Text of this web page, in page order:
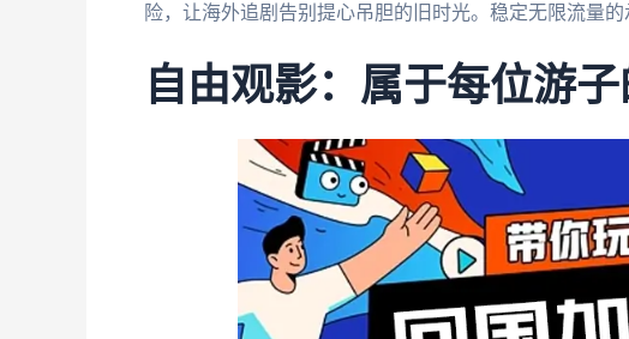
险，让海外追剧告别提心吊胆的旧时光。稳定无限流量
自由观影：属于每位游